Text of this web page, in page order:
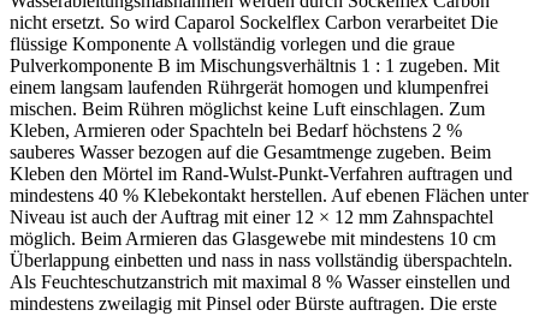
nicht ersetzt. So wird Caparol Sockelflex Carbon verarbeitet Die
flüssige Komponente A vollständig vorlegen und die graue
Pulverkomponente B im Mischungsverhältnis 1 : 1 zugeben. Mit
einem langsam laufenden Rührgerät homogen und klumpenfrei
mischen. Beim Rühren möglichst keine Luft einschlagen. Zum
Kleben, Armieren oder Spachteln bei Bedarf höchstens 2 %
sauberes Wasser bezogen auf die Gesamtmenge zugeben. Beim
Kleben den Mörtel im Rand-Wulst-Punkt-Verfahren auftragen und
mindestens 40 % Klebekontakt herstellen. Auf ebenen Flächen unter
Niveau ist auch der Auftrag mit einer 12 × 12 mm Zahnspachtel
möglich. Beim Armieren das Glasgewebe mit mindestens 10 cm
Überlappung einbetten und nass in nass vollständig überspachteln.
Als Feuchteschutzanstrich mit maximal 8 % Wasser einstellen und
mindestens zweilagig mit Pinsel oder Bürste auftragen. Die erste